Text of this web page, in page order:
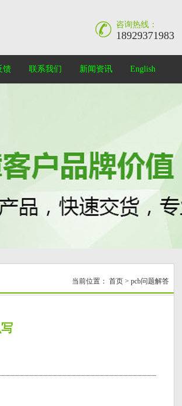
咨询热线：
18929371983
馈 联系我们 新闻资讯 English
当前位置： 首页 > pcb问题解答